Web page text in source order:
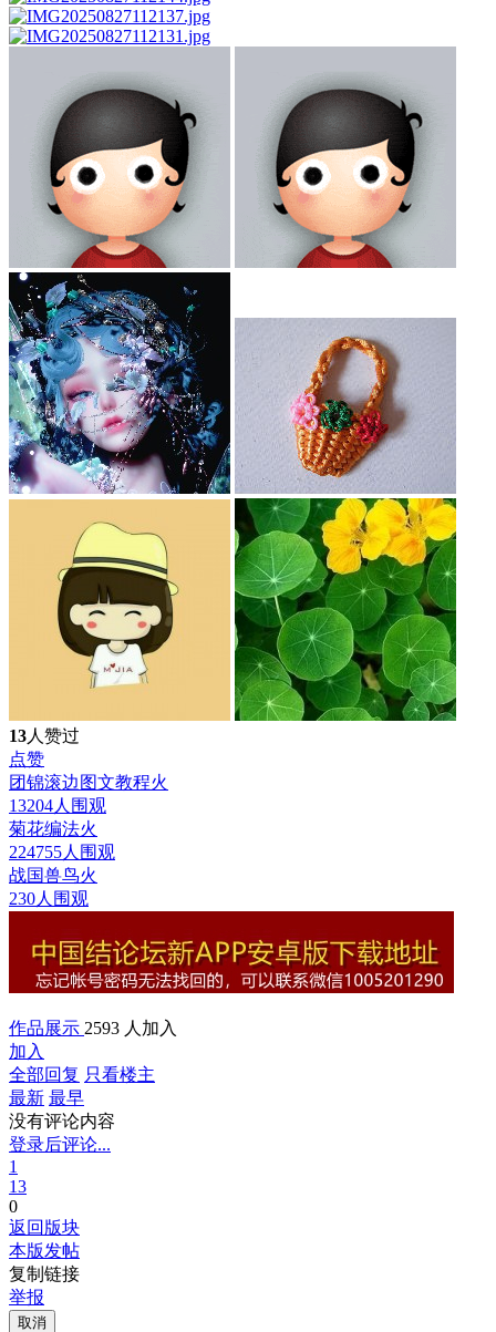
13人赞过
点赞
团锦滚边图文教程火
13204人围观
菊花编法火
224755人围观
战国兽鸟火
230人围观
作品展示 2593 人加入
加入
全部回复 只看楼主
最新 最早
没有评论内容
登录后评论...
1
13
0
返回版块
本版发帖
复制链接
举报
取消